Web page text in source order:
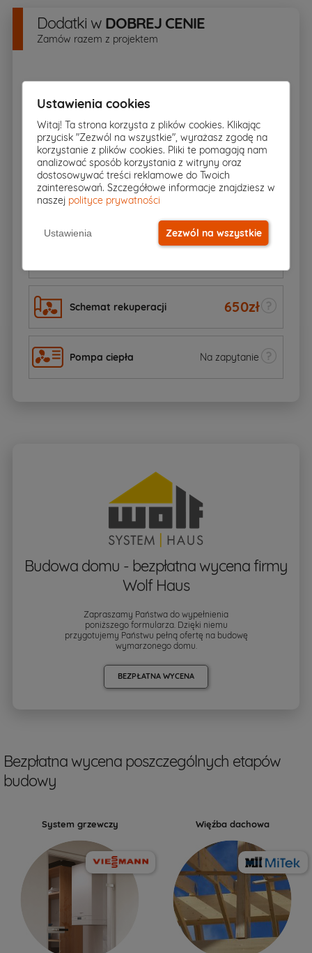
Dodatki w DOBREJ CENIE
Zamów razem z projektem
Kosztorys budowlany
Dodatkowy egzemplarz
projektu
1785zł
Elektroniczna wersja projektu
70zł
Schemat rekuperacji 650zł
Pompa ciepła Na zapytanie
Budowa domu - bezpłatna wycena firmy
Wolf Haus
Zapraszamy Państwa do wypełnienia
poniższego formularza. Dzięki niemu
przygotujemy Państwu pełną ofertę na budowę
wymarzonego domu.
BEZPŁATNA WYCENA
Bezpłatna wycena poszczególnych etapów
budowy
System grzewczy Więźba dachowa
Ustawienia cookies
Witaj! Ta strona korzysta z plików cookies. Klikając
przycisk "Zezwól na wszystkie", wyrażasz zgodę na
korzystanie z plików cookies. Pliki te pomagają nam
analizować sposób korzystania z witryny oraz
dostosowywać treści reklamowe do Twoich
zainteresowań. Szczegółowe informacje znajdziesz w
naszej polityce prywatności
Ustawienia Zezwól na wszystkie